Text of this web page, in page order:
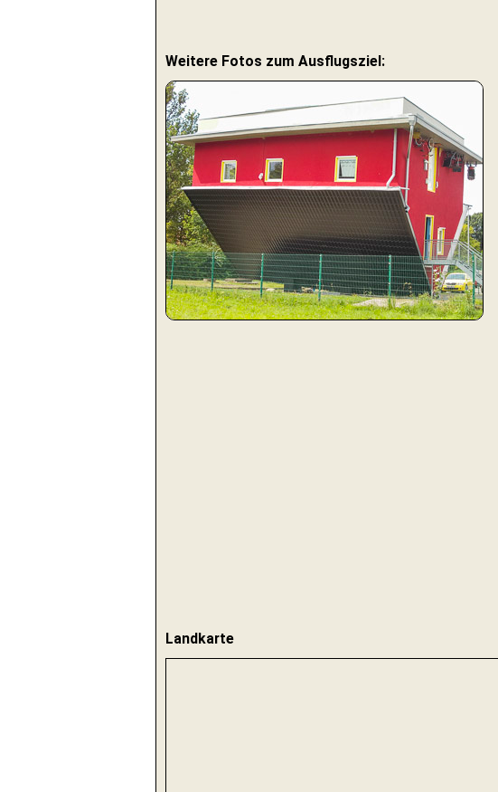
Weitere Fotos zum Ausflugsziel:
Landkarte